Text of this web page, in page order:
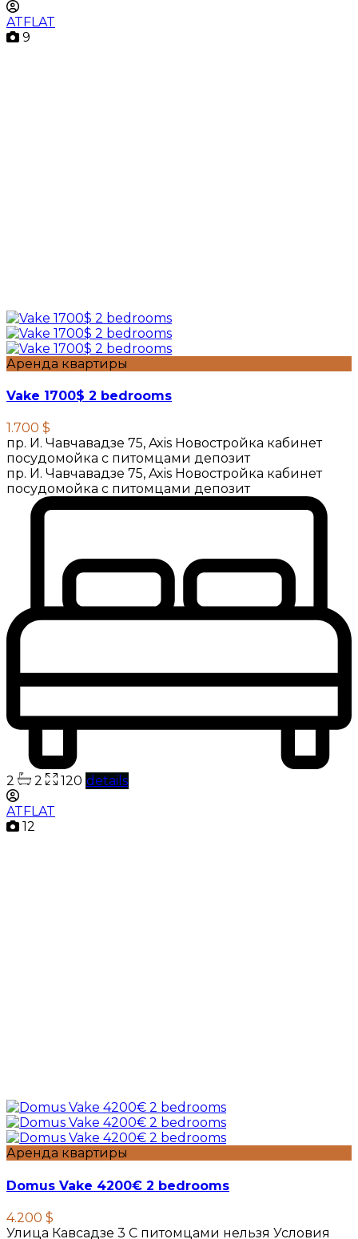
ATFLAT
9
Аренда квартиры
Vake 1700$ 2 bedrooms
1.700 $
пр. И. Чавчавадзе 75, Axis Новостройка кабинет
посудомойка с питомцами депозит
пр. И. Чавчавадзе 75, Axis Новостройка кабинет
посудомойка с питомцами депозит
2 2 120 details
ATFLAT
12
Аренда квартиры
Domus Vake 4200€ 2 bedrooms
4.200 $
Улица Кавсадзе 3 C питомцами нельзя Условия